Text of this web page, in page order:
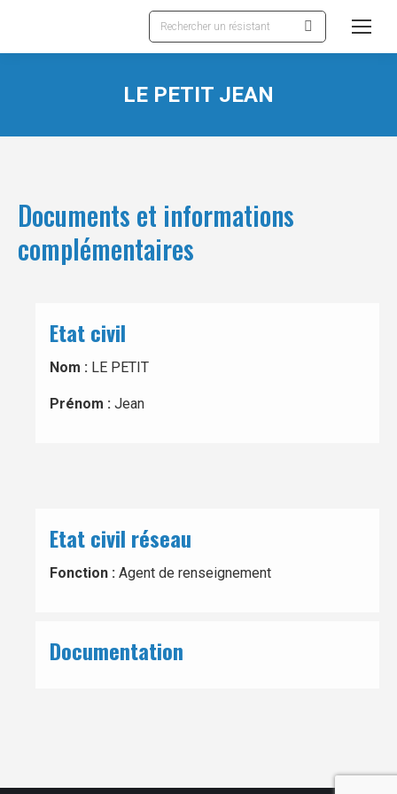
Recherche
:
LE PETIT JEAN
Documents et informations
complémentaires
Etat civil
Nom : LE PETIT
Prénom : Jean
Etat civil réseau
Fonction : Agent de renseignement
Documentation